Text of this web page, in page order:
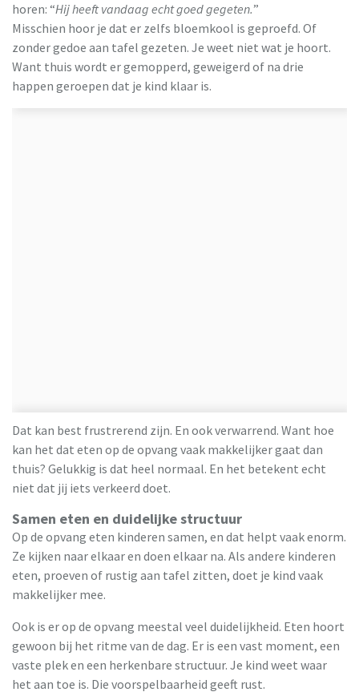
horen: “Hij heeft vandaag echt goed gegeten.”
Misschien hoor je dat er zelfs bloemkool is geproefd. Of
zonder gedoe aan tafel gezeten. Je weet niet wat je hoort.
Want thuis wordt er gemopperd, geweigerd of na drie
happen geroepen dat je kind klaar is.
Dat kan best frustrerend zijn. En ook verwarrend. Want hoe
kan het dat eten op de opvang vaak makkelijker gaat dan
thuis? Gelukkig is dat heel normaal. En het betekent echt
niet dat jij iets verkeerd doet.
Samen eten en duidelijke structuur
Op de opvang eten kinderen samen, en dat helpt vaak enorm.
Ze kijken naar elkaar en doen elkaar na. Als andere kinderen
eten, proeven of rustig aan tafel zitten, doet je kind vaak
makkelijker mee.
Ook is er op de opvang meestal veel duidelijkheid. Eten hoort
gewoon bij het ritme van de dag. Er is een vast moment, een
vaste plek en een herkenbare structuur. Je kind weet waar
het aan toe is. Die voorspelbaarheid geeft rust.